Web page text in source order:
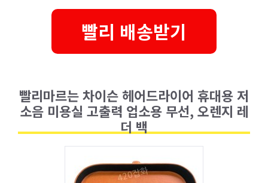
빨리 배송받기
빨리마르는 차이슨 헤어드라이어 휴대용 저
소음 미용실 고출력 업소용 무선, 오렌지 레
더 백